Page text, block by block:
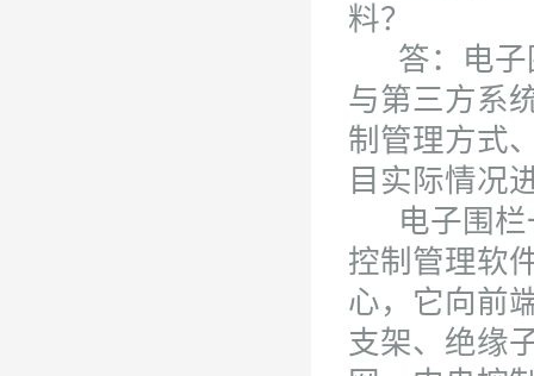
料？
答：电子
与第三方系
制管理方式
目实际情况
电子围栏
控制管理软
心，它向前
支架、绝缘